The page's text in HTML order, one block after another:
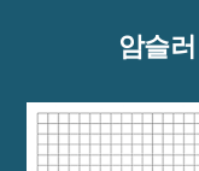
암슬